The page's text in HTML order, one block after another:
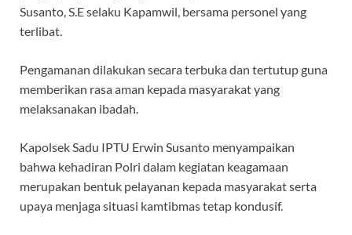
Susanto, S.E selaku Kapamwil, bersama personel yang
terlibat.
Pengamanan dilakukan secara terbuka dan tertutup guna
memberikan rasa aman kepada masyarakat yang
melaksanakan ibadah.
Kapolsek Sadu IPTU Erwin Susanto menyampaikan
bahwa kehadiran Polri dalam kegiatan keagamaan
merupakan bentuk pelayanan kepada masyarakat serta
upaya menjaga situasi kamtibmas tetap kondusif.